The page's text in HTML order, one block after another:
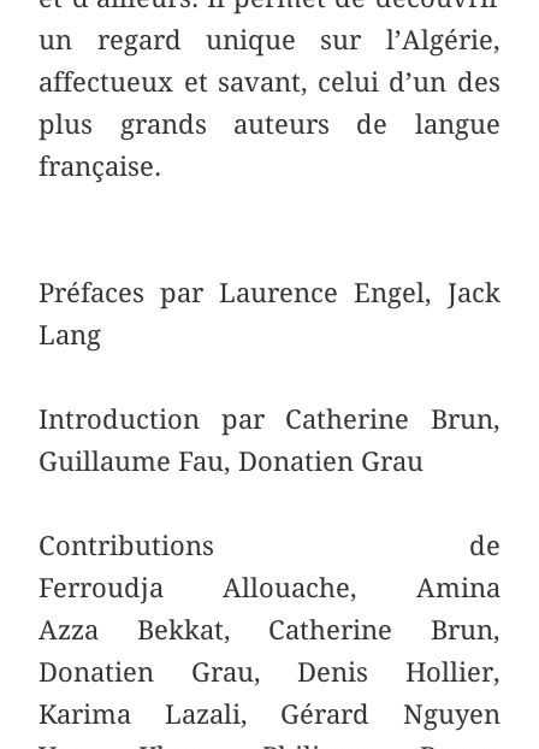
un regard unique sur l’Algérie,
affectueux et savant, celui d’un des
plus grands auteurs de langue
française.
Préfaces par Laurence Engel, Jack
Lang
Introduction par Catherine Brun,
Guillaume Fau, Donatien Grau
Contributions de
Ferroudja Allouache, Amina
Azza Bekkat, Catherine Brun,
Donatien Grau, Denis Hollier,
Karima Lazali, Gérard Nguyen